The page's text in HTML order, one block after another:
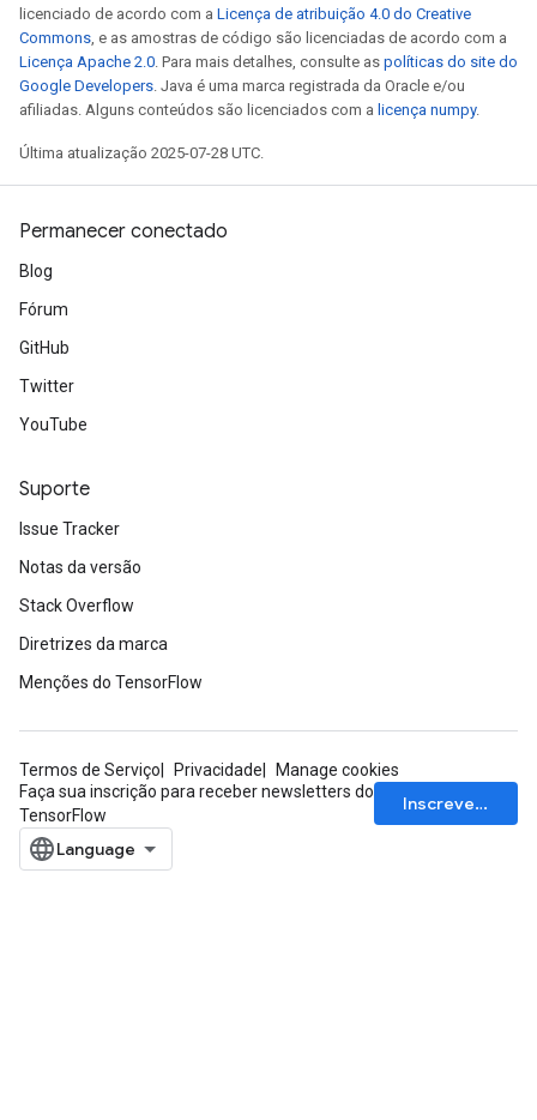
licenciado de acordo com a Licença de atribuição 4.0 do Creative
Commons, e as amostras de código são licenciadas de acordo com a
Licença Apache 2.0. Para mais detalhes, consulte as políticas do site do
Google Developers. Java é uma marca registrada da Oracle e/ou
afiliadas. Alguns conteúdos são licenciados com a licença numpy.
Última atualização 2025-07-28 UTC.
Permanecer conectado
Blog
Fórum
GitHub
Twitter
YouTube
Suporte
Issue Tracker
Notas da versão
Stack Overflow
Diretrizes da marca
Menções do TensorFlow
Termos de Serviço Privacidade
Manage cookies
Faça sua inscrição para receber newsletters do
TensorFlow
Inscrever-se